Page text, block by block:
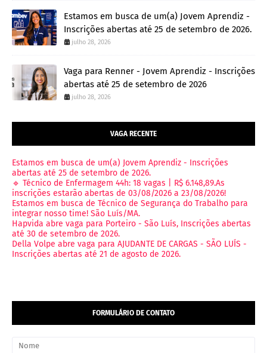
Estamos em busca de um(a) Jovem Aprendiz -
Inscrições abertas até 25 de setembro de 2026.
julho 28, 2026
Vaga para Renner - Jovem Aprendiz - Inscrições
abertas até 25 de setembro de 2026
julho 28, 2026
VAGA RECENTE
Estamos em busca de um(a) Jovem Aprendiz - Inscrições
abertas até 25 de setembro de 2026.
🔹 Técnico de Enfermagem 44h: 18 vagas | R$ 6.148,89.As
inscrições estarão abertas de 03/08/2026 a 23/08/2026!
Estamos em busca de Técnico de Segurança do Trabalho para
integrar nosso time! São Luís/MA.
Hapvida abre vaga para Porteiro - São Luís, Inscrições abertas
até 30 de setembro de 2026.
Della Volpe abre vaga para AJUDANTE DE CARGAS - SÃO LUÍS -
Inscrições abertas até 21 de agosto de 2026.
FORMULÁRIO DE CONTATO